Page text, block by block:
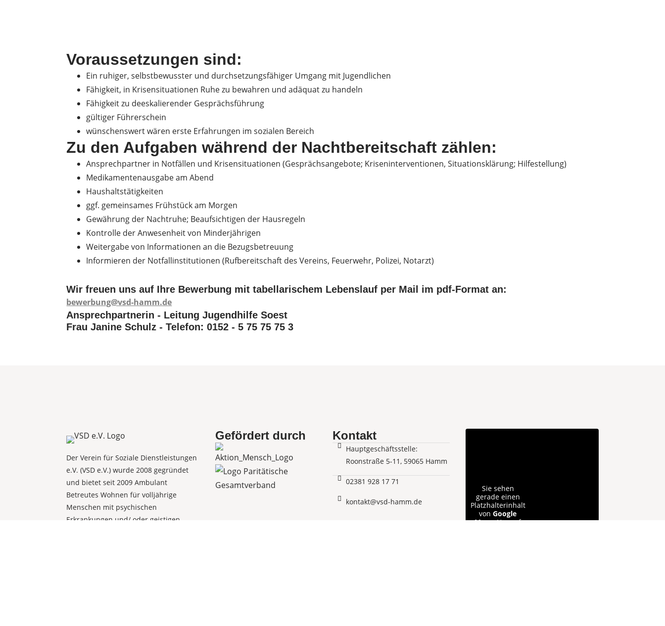
Voraussetzungen sind:
Ein ruhiger, selbstbewusster und durchsetzungsfähiger Umgang mit Jugendlichen
Fähigkeit, in Krisensituationen Ruhe zu bewahren und adäquat zu handeln
Fähigkeit zu deeskalierender Gesprächsführung
gültiger Führerschein
wünschenswert wären erste Erfahrungen im sozialen Bereich
Zu den Aufgaben während der Nachtbereitschaft zählen:
Ansprechpartner in Notfällen und Krisensituationen (Gesprächsangebote; Kriseninterventionen, Situationsklärung; Hilfestellung)
Medikamentenausgabe am Abend
Haushaltstätigkeiten
ggf. gemeinsames Frühstück am Morgen
Gewährung der Nachtruhe; Beaufsichtigen der Hausregeln
Kontrolle der Anwesenheit von Minderjährigen
Weitergabe von Informationen an die Bezugsbetreuung
Informieren der Notfallinstitutionen (Rufbereitschaft des Vereins, Feuerwehr, Polizei, Notarzt)
Wir freuen uns auf Ihre Bewerbung mit tabellarischem Lebenslauf per Mail im pdf-Format an:
bewerbung@vsd-hamm.de
Ansprechpartnerin - Leitung Jugendhilfe Soest
Frau Janine Schulz - Telefon: 0152 - 5 75 75 75 3
Der Verein für Soziale Dienstleistungen
e.V. (VSD e.V.) wurde 2008 gegründet
und bietet seit 2009 Ambulant
Betreutes Wohnen für volljährige
Menschen mit psychischen
Erkrankungen und/ oder geistigen
Gefördert durch Kontakt
Hauptgeschäftsstelle:
Roonstraße 5-11, 59065 Hamm
02381 928 17 71
kontakt@vsd-hamm.de
Sie sehen
gerade einen
Platzhalterinhalt
vonGoogle
Maps. Um auf